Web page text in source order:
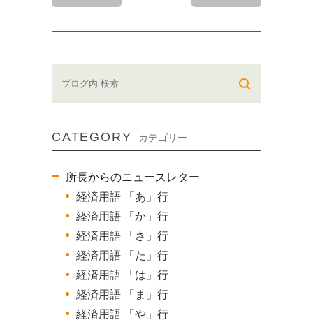
CATEGORY カテゴリー
所長からのニュースレター
経済用語 「あ」行
経済用語 「か」行
経済用語 「さ」行
経済用語 「た」行
経済用語 「は」行
経済用語 「ま」行
経済用語 「や」行